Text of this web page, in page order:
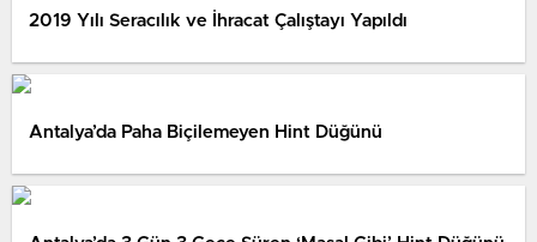
2019 Yılı Seracılık ve İhracat Çalıştayı Yapıldı
Antalya’da Paha Biçilemeyen Hint Düğünü